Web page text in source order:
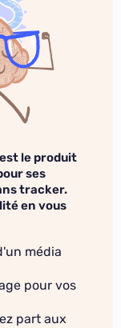
le produit
ses
tracker.
en vous
média
pour vos
part aux